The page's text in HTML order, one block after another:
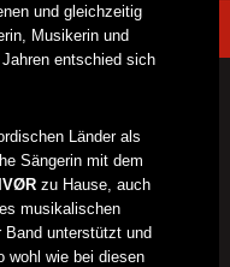
und gleichzeitig
Musikerin und
entschied sich
Länder als
Sängerin mit dem
zu Hause, auch
musikalischen
unterstützt und
wohl wie bei diesen